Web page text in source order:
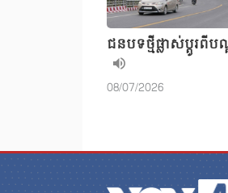
ជនបទថ្មីផ្លាស់ប្តូរពីប
08/07/2026